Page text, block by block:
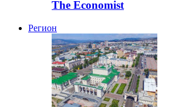
The Economist
Регион